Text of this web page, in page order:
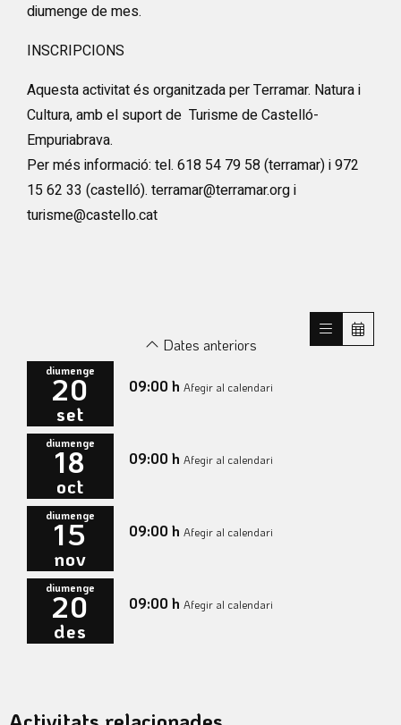
diumenge de mes.
INSCRIPCIONS
Aquesta activitat és organitzada per Terramar. Natura i
Cultura, amb el suport de Turisme de Castelló-
Empuriabrava.
Per més informació: tel. 618 54 79 58 (terramar) i 972
15 62 33 (castelló). terramar@terramar.org i
turisme@castello.cat
Dates anteriors
diumenge
20
set
09:00 h Afegir al calendari
diumenge
18
oct
09:00 h Afegir al calendari
diumenge
15
nov
09:00 h Afegir al calendari
diumenge
20
des
09:00 h Afegir al calendari